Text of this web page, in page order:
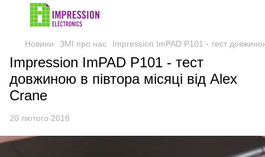
Новини ЗМІ про нас Impression ImPAD P101 - тест
Impression ImPAD P101 - тест
довжиною в півтора місяці від Alex
Crane
20 лютого 2018